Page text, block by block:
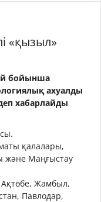
«қызыл»
бойынша
ахуалды
хабарлайды
қалалары,
және Маңғыстау
Жамбыл,
Павлодар,